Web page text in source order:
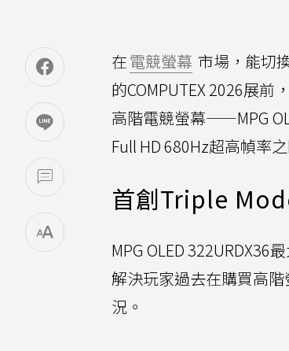
在電競螢幕 市場，能切
的COMPUTEX 2026展
高階電競螢幕——MPG
Full HD 680Hz超高幀率
首創Triple
MPG OLED
解決玩家過去在購買高
況。